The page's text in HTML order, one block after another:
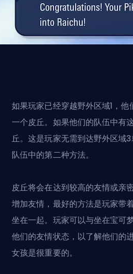
如果玩家已经穿越野外区域1，
一个皮丘。如果他们的队伍中有
丘。这是玩家无需到达野外区域
队伍中的第二种方法。
皮丘将会在达到较高的友情或亲
增加友情，最好的方法是玩家带
坐在一起。玩家可以与坐在宝可
他们的友情状态，以了解他们的
女孩是很重要的。